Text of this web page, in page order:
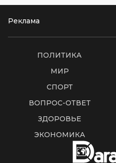
Реклама
ПОЛИТИКА
МИР
СПОРТ
ВОПРОС-ОТВЕТ
ЗДОРОВЬЕ
ЭКОНОМИКА